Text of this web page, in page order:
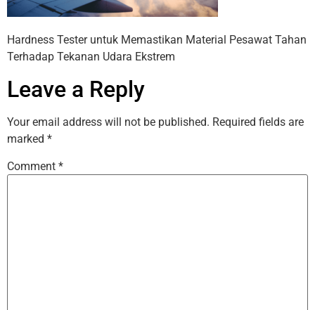
Hardness Tester untuk Memastikan Material Pesawat Tahan
Terhadap Tekanan Udara Ekstrem
Leave a Reply
Your email address will not be published. Required fields are
marked *
Comment *